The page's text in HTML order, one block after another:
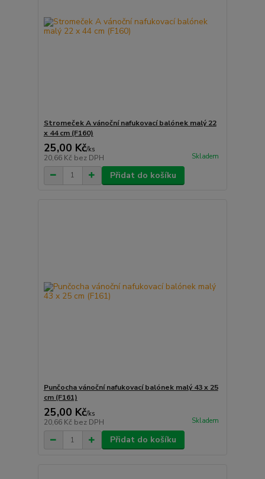
Stromeček A vánoční nafukovací balónek malý 22
x 44 cm (F160)
25,00 Kč/ks
20,66 Kč bez DPH Skladem
Přidat do košíku
Punčocha vánoční nafukovací balónek malý 43 x 25
cm (F161)
25,00 Kč/ks
20,66 Kč bez DPH Skladem
Přidat do košíku